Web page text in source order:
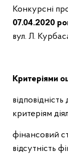
Конкурсні
07.04.2020
вул. Л.
Критеріями
критеріям
фінансовий
відсутність